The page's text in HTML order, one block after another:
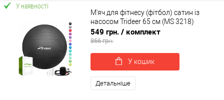
У наявності
М'яч для фітнесу (фітбол) сатин із
насосом Trideer 65 см (MS 3218)
549 грн. / комплект
866 грн.
У кошик
Детальніше